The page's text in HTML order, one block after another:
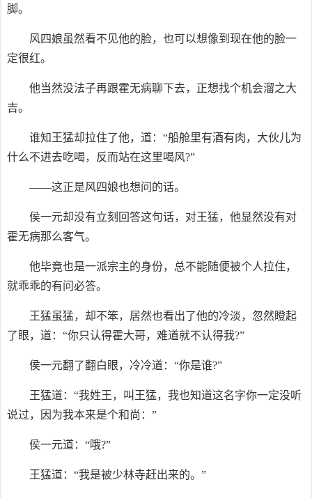
脚。
风四娘虽然看不见他的脸，也可以想像到现在他的脸一
定很红。
他当然没法子再跟霍无病聊下去，正想找个机会溜之大
吉。
谁知王猛却拉住了他，道：“船舱里有酒有肉，大伙儿为
什么不进去吃喝，反而站在这里喝风?”
——这正是风四娘也想问的话。
侯一元却没有立刻回答这句话，对王猛，他显然没有对
霍无病那么客气。
他毕竟也是一派宗主的身份，总不能随便被个人拉住，
就乖乖的有问必答。
王猛虽猛，却不笨，居然也看出了他的冷淡，忽然瞪起
了眼，道：“你只认得霍大哥，难道就不认得我?”
侯一元翻了翻白眼，冷冷道：“你是谁?”
王猛道：“我姓王，叫王猛，我也知道这名字你一定没听
说过，因为我本来是个和尚：”
侯一元道：“哦?”
王猛道：“我是被少林寺赶出来的。”